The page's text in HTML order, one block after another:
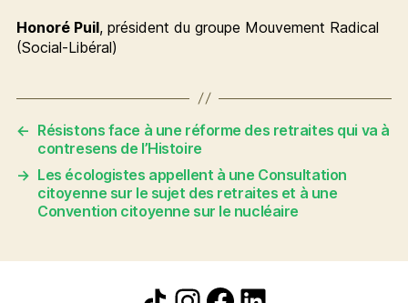
Honoré Puil, président du groupe Mouvement Radical
(Social-Libéral)
← Résistons face à une réforme des retraites qui va à
contresens de l’Histoire
→ Les écologistes appellent à une Consultation
citoyenne sur le sujet des retraites et à une
Convention citoyenne sur le nucléaire